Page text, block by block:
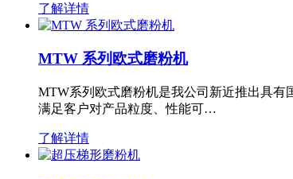
了解详情
MTW 系列欧式磨粉机
MTW系列欧式磨粉机是我公司新近推出具
满足客户对产品粒度、性能可…
了解详情